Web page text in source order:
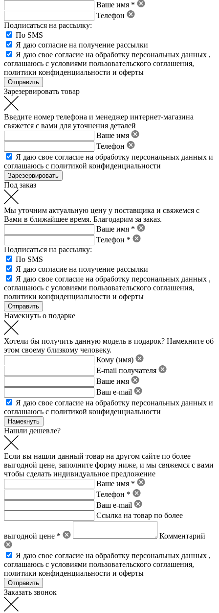
Ваше имя *
Телефон
Подписаться на рассылку:
По SMS
Я даю согласие на получение рассылки
Я даю свое согласие на обработку персональных данных ,
соглашаюсь с условиями пользовательского соглашения,
политики конфиденциальности и оферты
Зарезервировать товар
Введите номер телефона и менеджер интернет-магазина
свяжется с вами для уточнения деталей
Ваше имя
Телефон
Я даю свое согласие на обработку персональных данных и
соглашаюсь с политикой конфиденциальности
Под заказ
Мы уточним актуальную цену у поставщика и свяжемся с
Вами в ближайшее время. Благодарим за заказ.
Ваше имя *
Телефон *
Подписаться на рассылку:
По SMS
Я даю согласие на получение рассылки
Я даю свое согласие на обработку персональных данных ,
соглашаюсь с условиями пользовательского соглашения,
политики конфиденциальности и оферты
Намекнуть о подарке
Хотели бы получить данную модель в подарок? Намекните об
этом своему близкому человеку.
Кому (имя)
E-mail получателя
Ваше имя
Ваш e-mail
Я даю свое согласие на обработку персональных данных и
соглашаюсь с политикой конфиденциальности
Нашли дешевле?
Если вы нашли данный товар на другом сайте по более
выгодной цене, заполните форму ниже, и мы свяжемся с вами
чтобы сделать индивидуальное предложение
Ваше имя *
Телефон *
Ваш e-mail
Ссылка на товар по более
выгодной цене * Комментарий
Я даю свое согласие на обработку персональных данных ,
соглашаюсь с условиями пользовательского соглашения,
политики конфиденциальности и оферты
Заказать звонок